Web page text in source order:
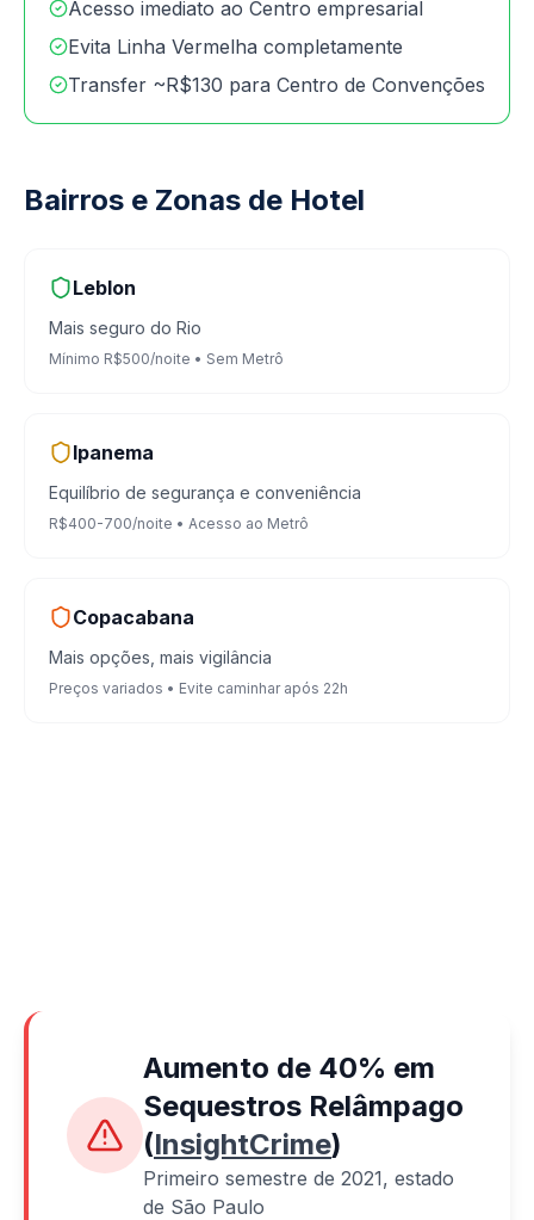
Acesso imediato ao Centro empresarial
Evita Linha Vermelha completamente
Transfer ~R$130 para Centro de Convenções
Bairros e Zonas de Hotel
Leblon
Mais seguro do Rio
Mínimo R$500/noite • Sem Metrô
Ipanema
Equilíbrio de segurança e conveniência
R$400-700/noite • Acesso ao Metrô
Copacabana
Mais opções, mais vigilância
Preços variados • Evite caminhar após 22h
Aumento de 40% em
Sequestros Relâmpago
(InsightCrime)
Primeiro semestre de 2021, estado
de São Paulo